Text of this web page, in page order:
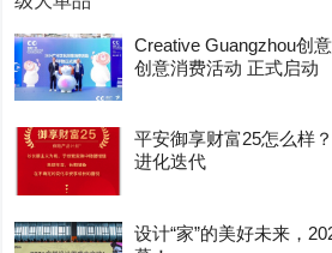
Creative Guangzhou创
创意消费活动 正式启动
平安御享财富25怎么样
进化迭代
设计“家”的美好未来，